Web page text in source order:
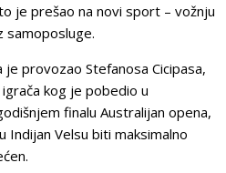
je prešao na novi sport – vožnju
samoposluge.
je provozao Stefanosa Cicipasa,
kog je pobedio u
finalu Australijan opena,
Indijan Velsu biti maksimalno